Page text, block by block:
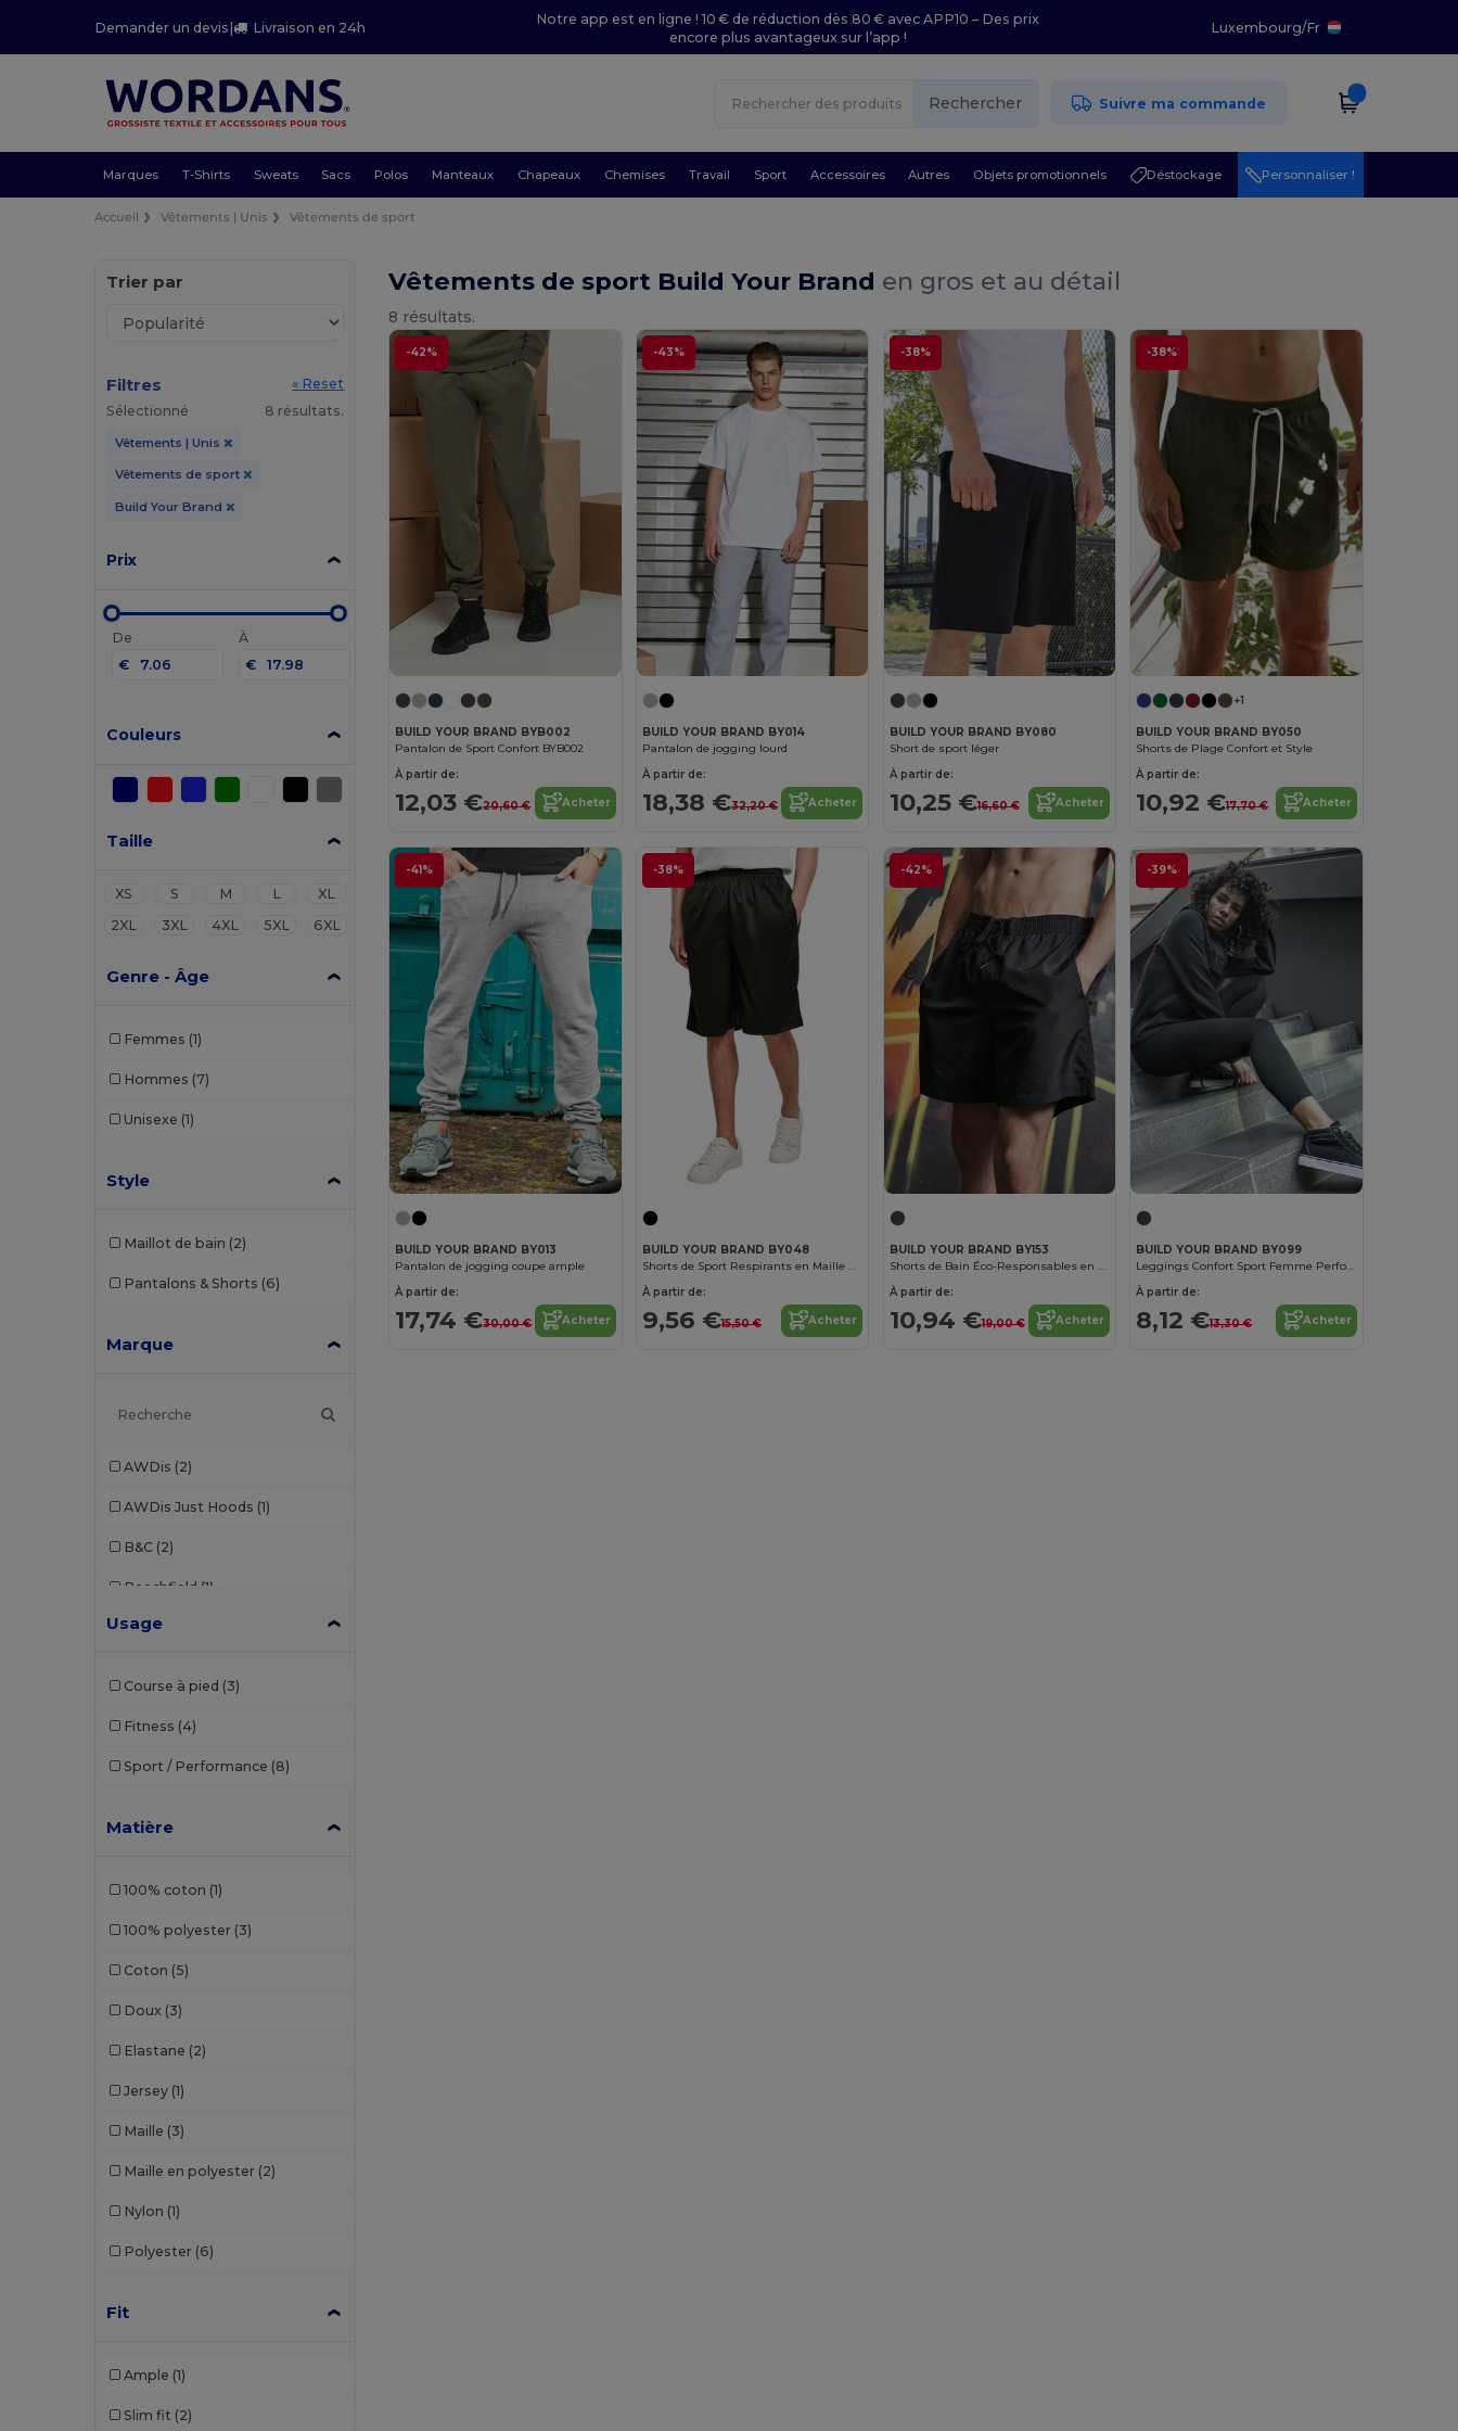
Demander un devis| Livraison en 24h
Notre app est en ligne ! 10 € de réduction dès 80 € avec APP10 – Des prix
encore plus avantageux sur l’app !
Luxembourg/Fr
Rechercher Suivre ma commande
Marques T-Shirts Sweats Sacs Polos Manteaux Chapeaux Chemises Travail Sport Accessoires Autres Objets promotionnels Déstockage Personnaliser !
Accueil Vêtements | Unis Vêtements de sport
Trier par
Filtres
« Reset
Sélectionné
8 résultats.
Vêtements | Unis
Vêtements de sport
Build Your Brand
Prix
De
€
À
€
Couleurs
Taille
XS S M L
XL
2XL
3XL 4XL 5XL 6XL
Genre - Âge
Femmes (1)
Hommes (7)
Unisexe (1)
Style
Maillot de bain (2)
Pantalons & Shorts (6)
Marque
AWDis (2)
AWDis Just Hoods (1)
B&C (2)
Beechfield (1)
Brook Taverner
Elevate
Kariban Premium
Usage
Course à pied (3)
Fitness (4)
Sport / Performance (8)
Matière
100% coton (1)
100% polyester (3)
Coton (5)
Doux (3)
Elastane (2)
Jersey (1)
Maille (3)
Maille en polyester (2)
Nylon (1)
Polyester (6)
Fit
Ample (1)
Slim fit (2)
Vêtements de sport Build Your Brand en gros et au détail
8 résultats.
-42%
BUILD YOUR BRAND BYB002
Pantalon de Sport Confort BYB002
À partir de:
12,03 €20,60 € Acheter
-43%
BUILD YOUR BRAND BY014
Pantalon de jogging lourd
À partir de:
18,38 €32,20 € Acheter
-38%
BUILD YOUR BRAND BY080
Short de sport léger
À partir de:
10,25 €16,60 € Acheter
-38%
+1
BUILD YOUR BRAND BY050
Shorts de Plage Confort et Style
À partir de:
10,92 €17,70 € Acheter
-41%
BUILD YOUR BRAND BY013
Pantalon de jogging coupe ample
À partir de:
17,74 €30,00 € Acheter
-38%
BUILD YOUR BRAND BY048
Shorts de Sport Respirants en Maille pour Hommes
À partir de:
9,56 €15,50 € Acheter
-42%
BUILD YOUR BRAND BY153
Shorts de Bain Éco-Responsables en Fibres Recyclées
À partir de:
10,94 €19,00 € Acheter
-39%
BUILD YOUR BRAND BY099
Leggings Confort Sport Femme Performance
À partir de:
8,12 €13,30 € Acheter